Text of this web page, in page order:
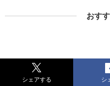
おす
シェアする シ